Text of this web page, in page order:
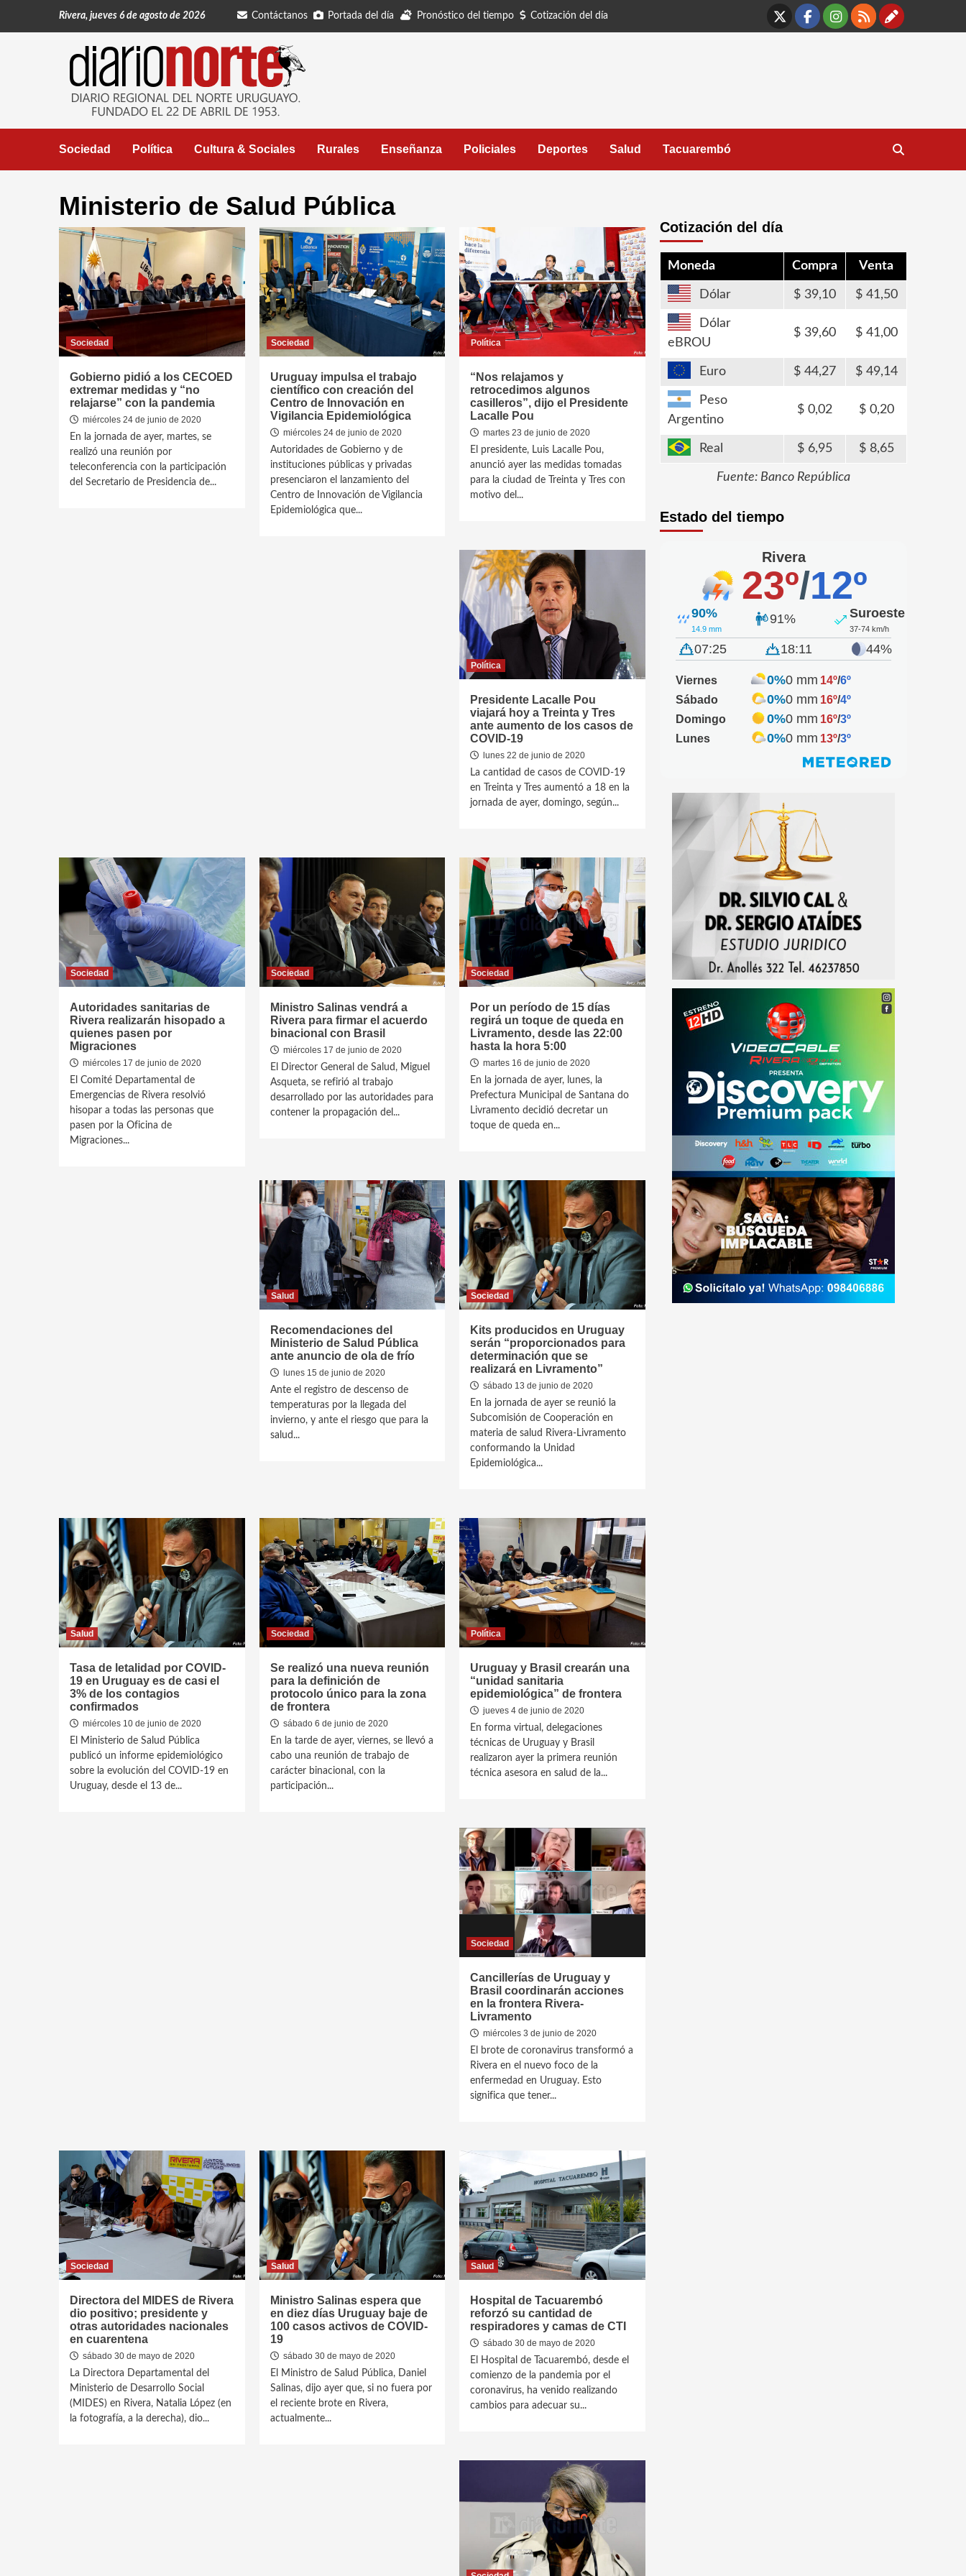
Rivera, jueves 6 de agosto de 2026 Contáctanos Portada del día Pronóstico del tiempo Cotización del día
X Facebook
Instagram
RSS
Sociedad Política Cultura & Sociales Rurales Enseñanza Policiales Deportes Salud Tacuarembó
Ministerio de Salud Pública
Sociedad
Gobierno pidió a los CECOED
extremar medidas y “no
relajarse” con la pandemia
miércoles 24 de junio de 2020
En la jornada de ayer, martes, se
realizó una reunión por
teleconferencia con la participación
del Secretario de Presidencia de...
Sociedad
Uruguay impulsa el trabajo
científico con creación del
Centro de Innovación en
Vigilancia Epidemiológica
miércoles 24 de junio de 2020
Autoridades de Gobierno y de
instituciones públicas y privadas
presenciaron el lanzamiento del
Centro de Innovación de Vigilancia
Epidemiológica que...
Política
“Nos relajamos y
retrocedimos algunos
casilleros”, dijo el Presidente
Lacalle Pou
martes 23 de junio de 2020
El presidente, Luis Lacalle Pou,
anunció ayer las medidas tomadas
para la ciudad de Treinta y Tres con
motivo del...
Política
Presidente Lacalle Pou
viajará hoy a Treinta y Tres
ante aumento de los casos de
COVID-19
lunes 22 de junio de 2020
La cantidad de casos de COVID-19
en Treinta y Tres aumentó a 18 en la
jornada de ayer, domingo, según...
Sociedad
Autoridades sanitarias de
Rivera realizarán hisopado a
quienes pasen por
Migraciones
miércoles 17 de junio de 2020
El Comité Departamental de
Emergencias de Rivera resolvió
hisopar a todas las personas que
pasen por la Oficina de
Migraciones...
Sociedad
Ministro Salinas vendrá a
Rivera para firmar el acuerdo
binacional con Brasil
miércoles 17 de junio de 2020
El Director General de Salud, Miguel
Asqueta, se refirió al trabajo
desarrollado por las autoridades para
contener la propagación del...
Sociedad
Por un período de 15 días
regirá un toque de queda en
Livramento, desde las 22:00
hasta la hora 5:00
martes 16 de junio de 2020
En la jornada de ayer, lunes, la
Prefectura Municipal de Santana do
Livramento decidió decretar un
toque de queda en...
Salud
Recomendaciones del
Ministerio de Salud Pública
ante anuncio de ola de frío
lunes 15 de junio de 2020
Ante el registro de descenso de
temperaturas por la llegada del
invierno, y ante el riesgo que para la
salud...
Sociedad
Kits producidos en Uruguay
serán “proporcionados para
determinación que se
realizará en Livramento”
sábado 13 de junio de 2020
En la jornada de ayer se reunió la
Subcomisión de Cooperación en
materia de salud Rivera-Livramento
conformando la Unidad
Epidemiológica...
Salud
Tasa de letalidad por COVID-
19 en Uruguay es de casi el
3% de los contagios
confirmados
miércoles 10 de junio de 2020
El Ministerio de Salud Pública
publicó un informe epidemiológico
sobre la evolución del COVID-19 en
Uruguay, desde el 13 de...
Sociedad
Se realizó una nueva reunión
para la definición de
protocolo único para la zona
de frontera
sábado 6 de junio de 2020
En la tarde de ayer, viernes, se llevó a
cabo una reunión de trabajo de
carácter binacional, con la
participación...
Política
Uruguay y Brasil crearán una
“unidad sanitaria
epidemiológica” de frontera
jueves 4 de junio de 2020
En forma virtual, delegaciones
técnicas de Uruguay y Brasil
realizaron ayer la primera reunión
técnica asesora en salud de la...
Sociedad
Cancillerías de Uruguay y
Brasil coordinarán acciones
en la frontera Rivera-
Livramento
miércoles 3 de junio de 2020
El brote de coronavirus transformó a
Rivera en el nuevo foco de la
enfermedad en Uruguay. Esto
significa que tener...
Sociedad
Directora del MIDES de Rivera
dio positivo; presidente y
otras autoridades nacionales
en cuarentena
sábado 30 de mayo de 2020
La Directora Departamental del
Ministerio de Desarrollo Social
(MIDES) en Rivera, Natalia López (en
la fotografía, a la derecha), dio...
Salud
Ministro Salinas espera que
en diez días Uruguay baje de
100 casos activos de COVID-
19
sábado 30 de mayo de 2020
El Ministro de Salud Pública, Daniel
Salinas, dijo ayer que, si no fuera por
el reciente brote en Rivera,
actualmente...
Salud
Hospital de Tacuarembó
reforzó su cantidad de
respiradores y camas de CTI
sábado 30 de mayo de 2020
El Hospital de Tacuarembó, desde el
comienzo de la pandemia por el
coronavirus, ha venido realizando
cambios para adecuar su...
Cotización del día
Moneda Compra Venta
Dólar 39,10 41,50
Dólar
eBROU
39,60 41,00
Euro 44,27 49,14
Peso
Argentino
0,02 0,20
Real 6,95 8,65
Fuente: Banco República
Estado del tiempo
Rivera
23º/12º
90%
14.9 mm
91% Suroeste
37-74 km/h
07:25 18:11 44%
Viernes 0%0 mm 14º/6º
Sábado
0%0 mm 16º/4º
Domingo
0%0 mm 16º/3º
Lunes
0%0 mm 13º/3º